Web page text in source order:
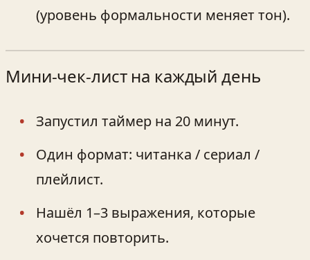
(уровень формальности меняет тон).
Мини‑чек‑лист на каждый день
Запустил таймер на 20 минут.
Один формат: читанка / сериал /
плейлист.
Нашёл 1–3 выражения, которые
хочется повторить.